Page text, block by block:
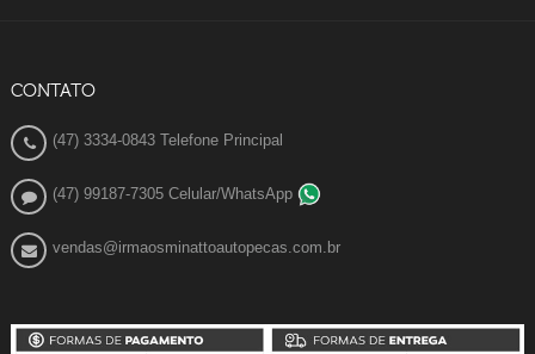
CONTATO
(47) 3334-0843 Telefone Principal
(47) 99187-7305 Celular/WhatsApp
vendas@irmaosminattoautopecas.com.br